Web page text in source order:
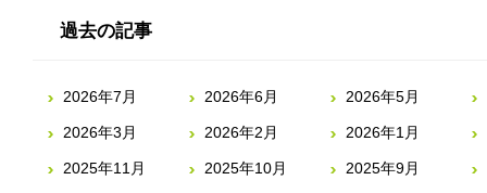
過去の記事
2026年7月 2026年6月 2026年5月
2026年3月 2026年2月 2026年1月
2025年11月 2025年10月 2025年9月